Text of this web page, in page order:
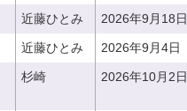
近藤ひとみ 2026年9月18日
近藤ひとみ 2026年9月4日
杉崎 2026年10月2日